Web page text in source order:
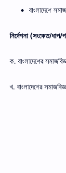
বাংলাদেশে
নির্দেশনা (সংকেত/ধাপ/
ক. বাংলাদেশের
খ. বাংলাদেশের